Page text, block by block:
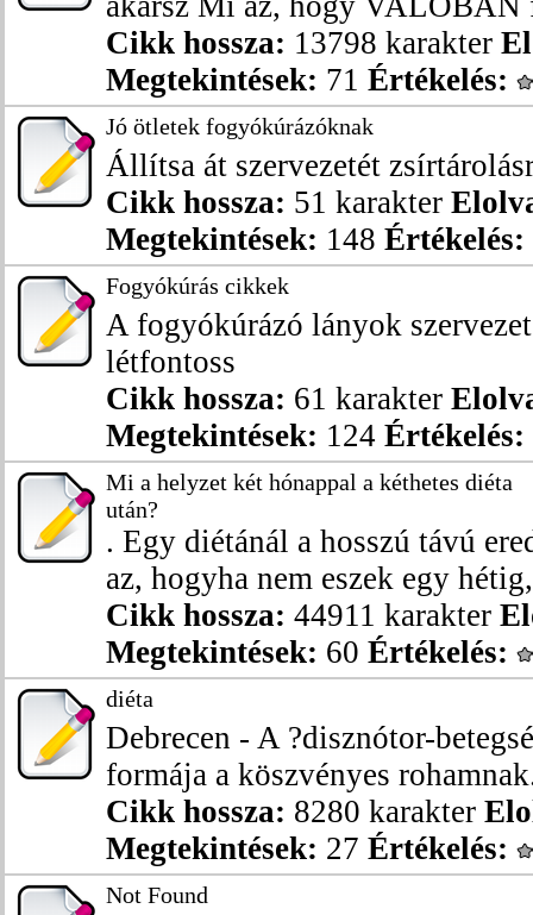
Cikk hossza: 13798 karakter
Megtekintések: 71 Értékelés:
Jó ötletek fogyókúrázóknak
Állítsa át szervezetét
Cikk hossza: 51 karakter
Megtekintések: 148 Értékelés:
Fogyókúrás cikkek
A fogyókúrázó lányok
létfontoss
Cikk hossza: 61 karakter
Megtekintések: 124 Értékelés:
Mi a helyzet két hónappal a kéthetes diéta
után?
. Egy diétánál a hosszú távú
az, hogyha nem eszek egy
Cikk hossza: 44911 karakter
Megtekintések: 60 Értékelés:
diéta
Debrecen - A ?disznótor-
formája a köszvényes
Cikk hossza: 8280 karakter
Megtekintések: 27 Értékelés:
Not Found